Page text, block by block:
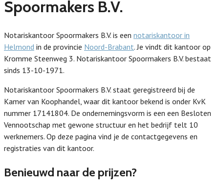
Spoormakers B.V.
Notariskantoor Spoormakers B.V. is een notariskantoor in
Helmond in de provincie Noord-Brabant. Je vindt dit kantoor op
Kromme Steenweg 3. Notariskantoor Spoormakers B.V. bestaat
sinds 13-10-1971.
Notariskantoor Spoormakers B.V. staat geregistreerd bij de
Kamer van Koophandel, waar dit kantoor bekend is onder KvK
nummer 17141804. De ondernemingsvorm is een een Besloten
Vennootschap met gewone structuur en het bedrijf telt 10
werknemers. Op deze pagina vind je de contactgegevens en
registraties van dit kantoor.
Benieuwd naar de prijzen?